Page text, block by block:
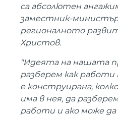
са абсолютен
заместник-
регионалното
Христов.
"Идеята на нашата
разберем как
е конструирана,
има в нея, да
работи и ако може